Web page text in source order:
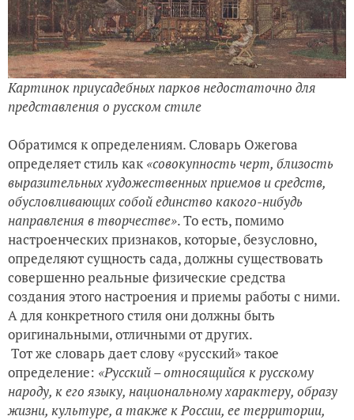
Картинок приусадебных парков недостаточно для
представления о русском стиле
Обратимся к определениям. Словарь Ожегова
определяет стиль как «совокупность черт, близость
выразительных художественных приемов и средств,
обусловливающих собой единство какого-нибудь
направления в творчестве». То есть, помимо
настроенческих признаков, которые, безусловно,
определяют сущность сада, должны существовать
совершенно реальные физические средства
создания этого настроения и приемы работы с ними.
А для конкретного стиля они должны быть
оригинальными, отличными от других.
Тот же словарь дает слову «русский» такое
определение: «Русский – относящийся к русскому
народу, к его языку, национальному характеру, образу
жизни, культуре, а также к России, ее территории,